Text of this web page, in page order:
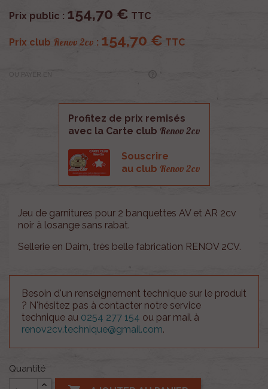
Prix public : 154,70 € TTC
Prix club Renov 2cv : 154,70 € TTC
Profitez de prix remisés
avec la Carte club Renov 2cv
Souscrire
au club Renov 2cv
Jeu de garnitures pour 2 banquettes AV et AR 2cv
noir à losange sans rabat .
Sellerie en Daim, très belle fabrication RENOV 2CV.
Besoin d'un renseignement technique sur le produit
? N'hésitez pas à contacter notre service
technique au 0254 277 154 ou par mail à
renov2cv.technique@gmail.com.
Quantité